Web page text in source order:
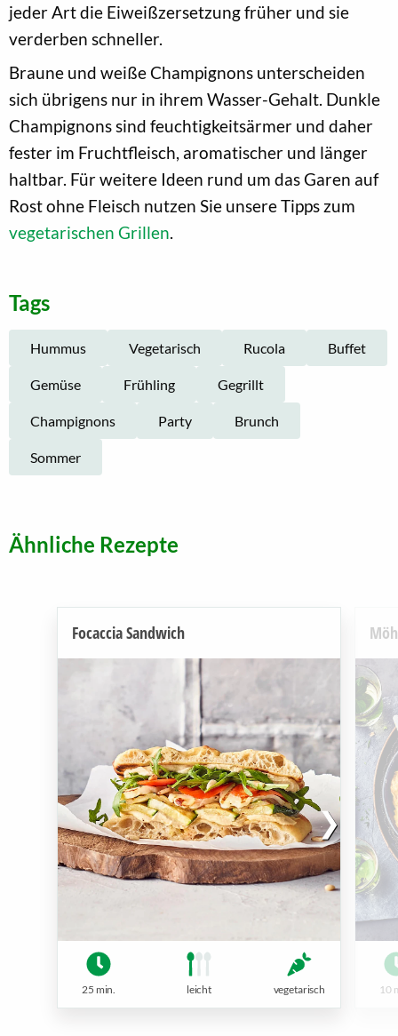
jeder Art die Eiweißzersetzung früher und sie
verderben schneller.
Braune und weiße Champignons unterscheiden
sich übrigens nur in ihrem Wasser-Gehalt. Dunkle
Champignons sind feuchtigkeitsärmer und daher
fester im Fruchtfleisch, aromatischer und länger
haltbar. Für weitere Ideen rund um das Garen auf
Rost ohne Fleisch nutzen Sie unsere Tipps zum
vegetarischen Grillen.
Tags
Hummus Vegetarisch Rucola Buffet
Gemüse Frühling Gegrillt
Champignons Party Brunch
Sommer
Ähnliche Rezepte
Focaccia Sandwich
25 min. leicht vegetarisch 10